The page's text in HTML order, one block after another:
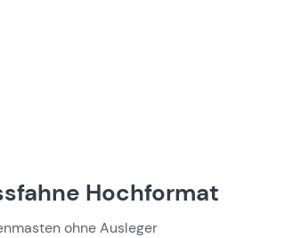
Hochformat
ohne Ausleger